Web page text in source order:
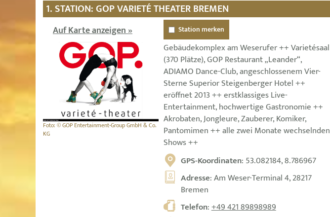
1. STATION: GOP VARIETÉ THEATER BREMEN
Auf Karte anzeigen »
Foto: © GOP Entertainment-Group GmbH & Co.
KG
Station merken
Gebäudekomplex am Weserufer ++ Varietésaal
(370 Plätze), GOP Restaurant „Leander“,
ADIAMO Dance-Club, angeschlossenem Vier-
Sterne Superior Steigenberger Hotel ++
eröffnet 2013 ++ erstklassiges Live-
Entertainment, hochwertige Gastronomie ++
Akrobaten, Jongleure, Zauberer, Komiker,
Pantomimen ++ alle zwei Monate wechselnden
Shows ++
GPS-Koordinaten: 53.082184, 8.786967
Adresse: Am Weser-Terminal 4, 28217
Bremen
Telefon:+49 421 89898989